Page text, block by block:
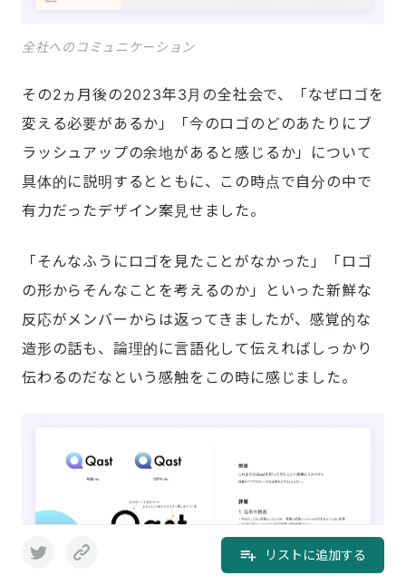
全社へのコミュニケーション
その2ヵ月後の2023年3月の全社会で、「なぜロゴを
変える必要があるか」「今のロゴのどのあたりにブ
ラッシュアップの余地があると感じるか」について
具体的に説明するとともに、この時点で自分の中で
有力だったデザイン案見せました。
「そんなふうにロゴを見たことがなかった」「ロゴ
の形からそんなことを考えるのか」といった新鮮な
反応がメンバーからは返ってきましたが、感覚的な
造形の話も、論理的に言語化して伝えればしっかり
伝わるのだなという感触をこの時に感じました。
リストに追加する